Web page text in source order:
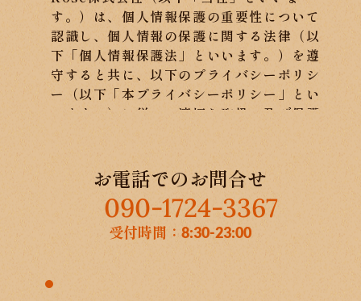
す。）は、個人情報保護の重要性について
認識し、個人情報の保護に関する法律（以
下「個人情報保護法」といいます。）を遵
守すると共に、以下のプライバシーポリシ
ー（以下「本プライバシーポリシー」とい
います。）に従い、適切な取扱い及び保護
イバシーポリシーにおける用語の定義は、
個人情報保護法の定めに従います。
1. 個人情報の定義
報とは、個人情報保護法第2条第1項によ
お電話でのお問合せ
090-1724-3367
受付時間： 8:30-23:00